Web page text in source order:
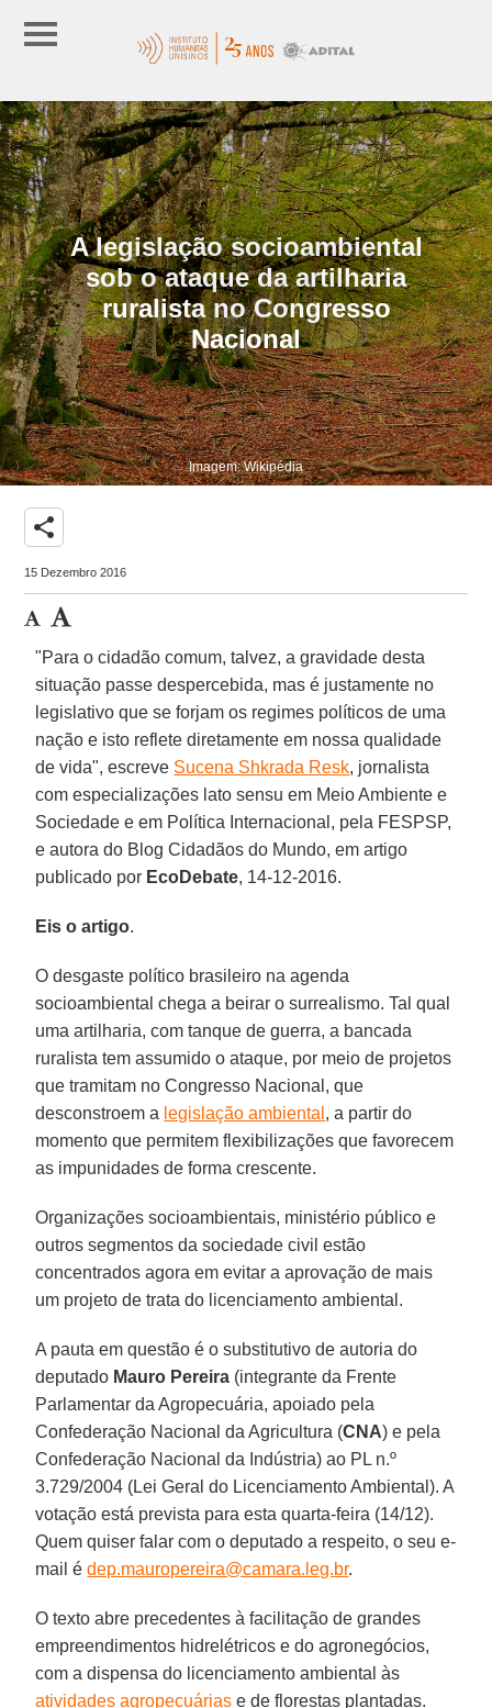
A legislação socioambiental
sob o ataque da artilharia
ruralista no Congresso
Nacional
Imagem: Wikipédia
share
15 Dezembro 2016
"Para o cidadão comum, talvez, a gravidade desta
situação passe despercebida, mas é justamente no
legislativo que se forjam os regimes políticos de uma
nação e isto reflete diretamente em nossa qualidade
de vida", escreve Sucena Shkrada Resk, jornalista
com especializações lato sensu em Meio Ambiente e
Sociedade e em Política Internacional, pela FESPSP,
e autora do Blog Cidadãos do Mundo, em artigo
publicado por EcoDebate, 14-12-2016.
Eis o artigo.
O desgaste político brasileiro na agenda
socioambiental chega a beirar o surrealismo. Tal qual
uma artilharia, com tanque de guerra, a bancada
ruralista tem assumido o ataque, por meio de projetos
que tramitam no Congresso Nacional, que
desconstroem a legislação ambiental , a partir do
momento que permitem flexibilizações que favorecem
as impunidades de forma crescente.
Organizações socioambientais, ministério público e
outros segmentos da sociedade civil estão
concentrados agora em evitar a aprovação de mais
um projeto de trata do licenciamento ambiental.
A pauta em questão é o substitutivo de autoria do
deputado Mauro Pereira (integrante da Frente
Parlamentar da Agropecuária, apoiado pela
Confederação Nacional da Agricultura (CNA) e pela
Confederação Nacional da Indústria) ao PL n.º
3.729/2004 (Lei Geral do Licenciamento Ambiental). A
votação está prevista para esta quarta-feira (14/12).
Quem quiser falar com o deputado a respeito, o seu e-
mail édep.mauropereira@camara.leg.br.
O texto abre precedentes à facilitação de grandes
empreendimentos hidrelétricos e do agronegócios,
com a dispensa do licenciamento ambiental às
atividades agropecuárias e de florestas plantadas.